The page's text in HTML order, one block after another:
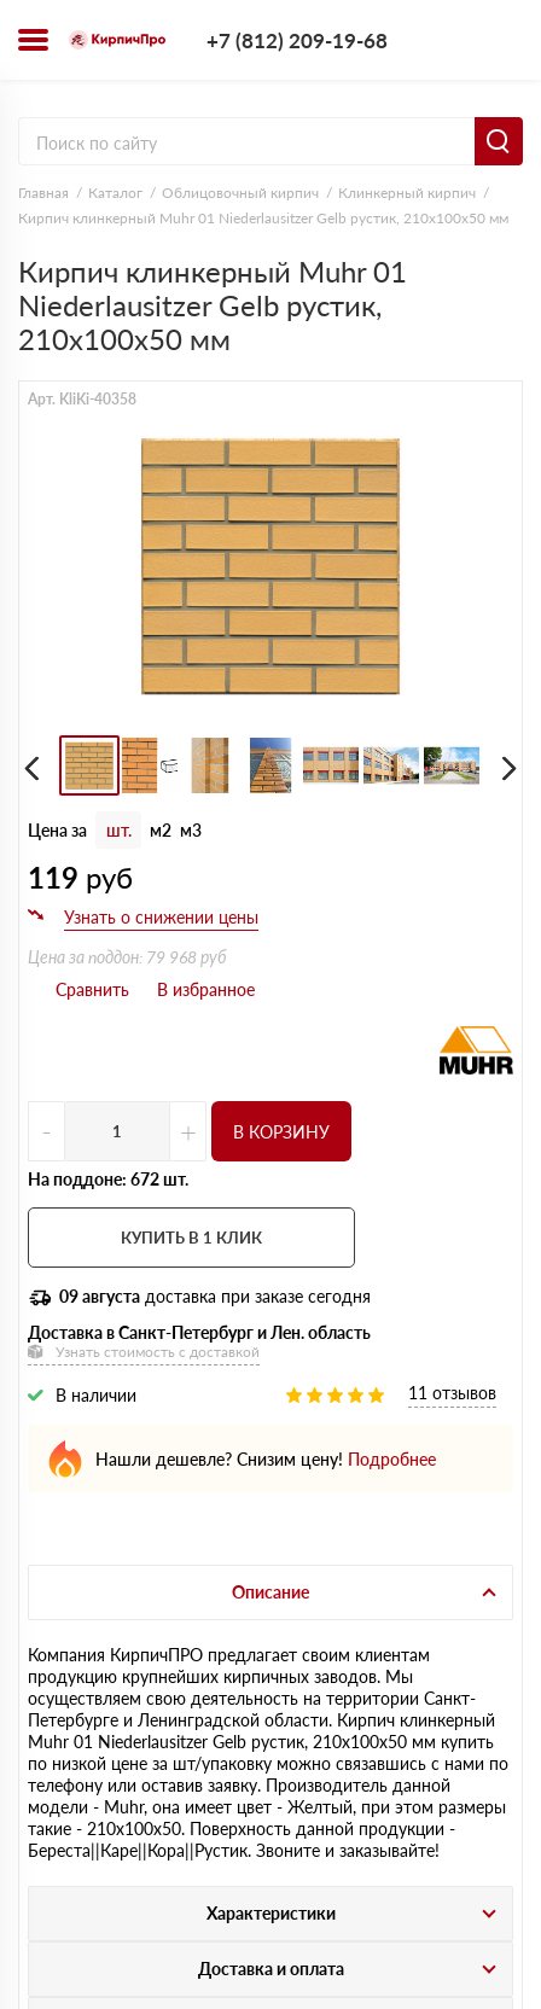
+7 (812) 209-19-68
Главная Каталог Облицовочный кирпич
Клинкерный кирпич
Кирпич клинкерный Muhr 01 Niederlausitzer Gelb рустик, 210х100х50 мм
Кирпич клинкерный Muhr 01
Niederlausitzer Gelb рустик,
210х100х50 мм
Арт. KliKi-40358
Цена за шт. м2 м3
119 руб
Цена за поддон: 79 968 руб
- + В КОРЗИНУ
На поддоне: 672 шт.
КУПИТЬ В 1 КЛИК
09 августа доставка при заказе сегодня
Доставка в Санкт-Петербург и Лен. область
Узнать стоимость с доставкой
В наличии 11 отзывов
Нашли дешевле? Снизим цену! Подробнее
Описание
Компания КирпичПРО предлагает своим клиентам
продукцию крупнейших кирпичных заводов. Мы
осуществляем свою деятельность на территории Санкт-
Петербурге и Ленинградской области. Кирпич клинкерный
Muhr 01 Niederlausitzer Gelb рустик, 210х100х50 мм купить
по низкой цене за шт/упаковку можно связавшись с нами по
телефону или оставив заявку. Производитель данной
модели - Muhr, она имеет цвет - Желтый, при этом размеры
такие - 210х100х50. Поверхность данной продукции -
Береста||Каре||Кора||Рустик. Звоните и заказывайте!
Характеристики
Доставка и оплата